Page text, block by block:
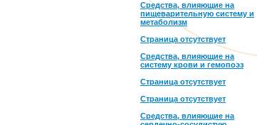
Средства, влияющие на
пищеварительную систему и
метаболизм
Страница отсутствует
Средства, влияющие на
систему крови и гемопоэз
Страница отсутствует
Страница отсутствует
Средства, влияющие на